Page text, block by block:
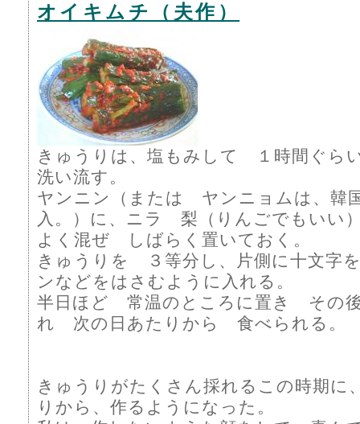
オイキムチ（夫作）
きゅうりは、塩もみして １時間ぐら
洗い流す。
ヤンニン（または ヤンニョムは、韓
入。）に、ニラ 梨（りんごでもいい
よく混ぜ しばらく置いておく。
きゅうりを ３等分し、片側に十文字
ンなどをはさむように入れる。
半日ほど 常温のところに置き その
れ 次の日あたりから 食べられる。
きゅうりがたくさん採れるこの時期に
りから、作るようになった。